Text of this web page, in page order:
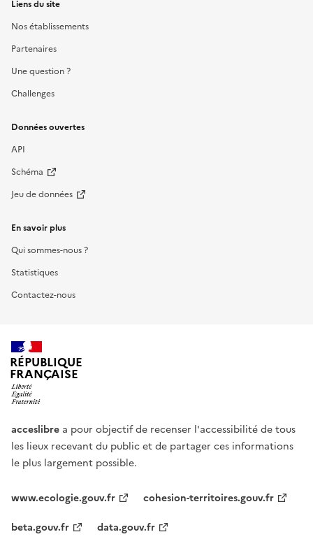
Liens du site
Nos établissements
Partenaires
Une question ?
Challenges
Données ouvertes
API
Schéma
Jeu de données
En savoir plus
Qui sommes-nous ?
Statistiques
Contactez-nous
RÉPUBLIQUE
FRANÇAISE
acceslibre a pour objectif de recenser l'accessibilité de tous
les lieux recevant du public et de partager ces informations
le plus largement possible.
www.ecologie.gouv.fr
cohesion-territoires.gouv.fr
beta.gouv.fr
data.gouv.fr